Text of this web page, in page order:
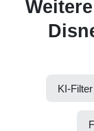
KI-Filter